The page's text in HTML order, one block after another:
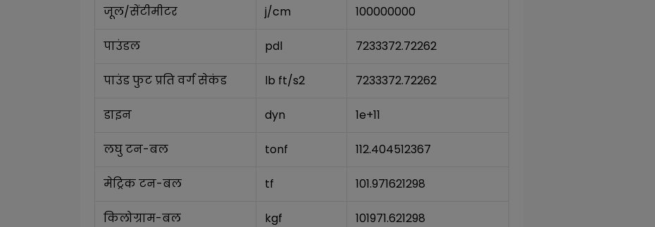
जूल/सेंटीमीटर j/cm 100000000
पाउंडल pdl 7233372.72262
पाउंड फुट प्रति वर्ग सेकंड lb ft/s2 7233372.72262
डाइन dyn 1e+11
लघु टन-बल tonf 112.404512367
मेट्रिक टन-बल tf 101.971621298
किलोग्राम-बल kgf 101971.621298